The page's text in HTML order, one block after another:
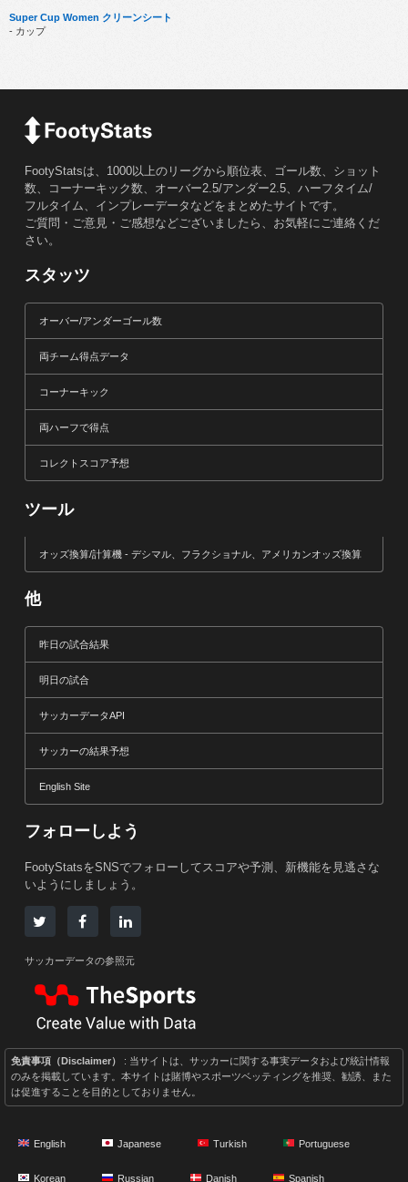
Super Cup Women クリーンシート
- カップ
FootyStatsは、1000以上のリーグから順位表、ゴール数、ショット
数、コーナーキック数、オーバー2.5/アンダー2.5、ハーフタイム/
フルタイム、インプレーデータなどをまとめたサイトです。
ご質問・ご意見・ご感想などございましたら、お気軽にご連絡くだ
さい。
スタッツ
オーバー/アンダーゴール数
両チーム得点データ
コーナーキック
両ハーフで得点
コレクトスコア予想
ツール
オッズ換算/計算機 - デシマル、フラクショナル、アメリカンオッズ換算
他
昨日の試合結果
明日の試合
サッカーデータAPI
サッカーの結果予想
English Site
フォローしよう
FootyStatsをSNSでフォローしてスコアや予測、新機能を見逃さな
いようにしましょう。
サッカーデータの参照元
免責事項（Disclaimer）
: 当サイトは、サッカーに関する事実データおよび統計情報
のみを掲載しています。本サイトは賭博やスポーツベッティングを推奨、勧誘、また
は促進することを目的としておりません。
English Japanese Turkish Portuguese
Korean Russian Danish Spanish